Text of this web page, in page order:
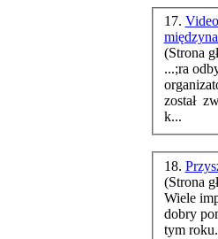
17.
(Strona
...;ra
został
k...
18.
(Strona
Wiele
dobry